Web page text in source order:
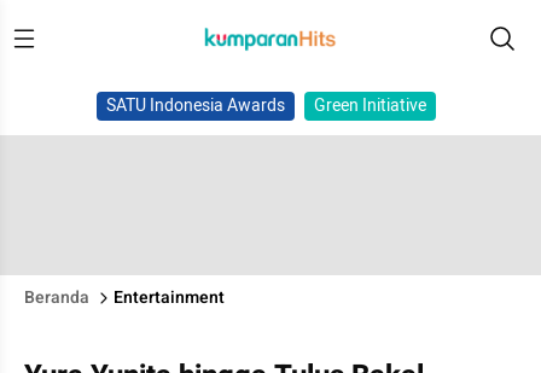
SATU Indonesia Awards Green Initiative
Beranda Entertainment